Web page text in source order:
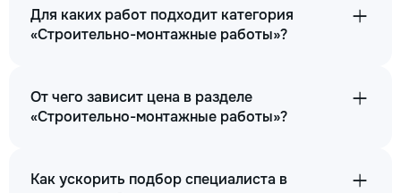
Для каких работ подходит категория
«Строительно-монтажные работы»?
От чего зависит цена в разделе
«Строительно-монтажные работы»?
Как ускорить подбор специалиста в